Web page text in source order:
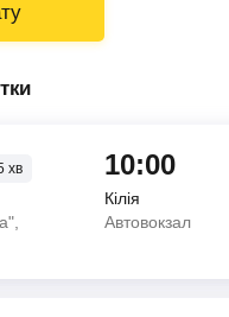
хв 10:00
Кілія
Автовокзал